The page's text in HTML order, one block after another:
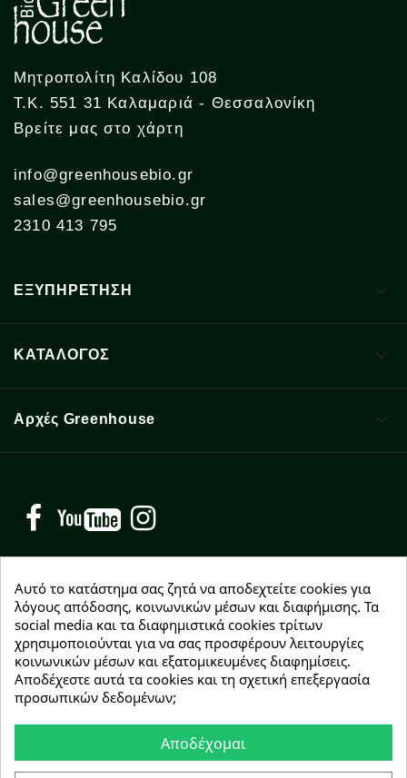
Μητροπολίτη Καλίδου 108
Τ.Κ. 551 31 Καλαμαριά - Θεσσαλονίκη
Βρείτε μας στο χάρτη
info@greenhousebio.gr
sales@greenhousebio.gr
2310 413 795
ΕΞΥΠΗΡΕΤΗΣΗ 
ΚΑΤΑΛΟΓΟΣ 
Αρχές Greenhouse 
Facebook YouTube
NEWSLETTER
Εγγραφείτε δωρεάν και θα είστε οι πρώτοι που θα
λάβετε τα νέα μας γύρω από προσφορές, εκπτώσεις
και νέα προϊόντα.
Συμφωνώ με τουςόρους χρήσης
Αυτό το κατάστημα σας ζητά να αποδεχτείτε cookies για
λόγους απόδοσης, κοινωνικών μέσων και διαφήμισης. Τα
social media και τα διαφημιστικά cookies τρίτων
χρησιμοποιούνται για να σας προσφέρουν λειτουργίες
κοινωνικών μέσων και εξατομικευμένες διαφημίσεις.
Αποδέχεστε αυτά τα cookies και τη σχετική επεξεργασία
προσωπικών δεδομένων;
Αποδέχομαι